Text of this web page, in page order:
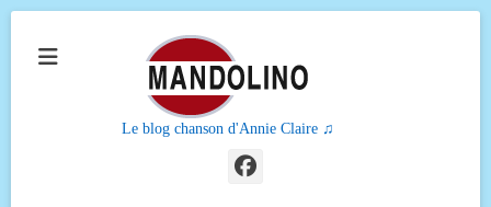
Le blog chanson d'Annie Claire ♫
Facebook